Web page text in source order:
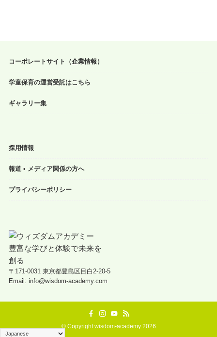
コーポレートサイト（企業情報）
学童保育の運営受託はこちら
ギャラリー集
採用情報
報道 • メディア関係の方へ
プライバシーポリシー
〒171-0031 東京都豊島区目白2-20-5
Email: info@wisdom-academy.com
©Copyright wisdom-academy 2026